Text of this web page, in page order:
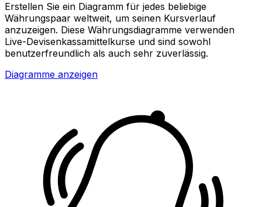
Erstellen Sie ein Diagramm für jedes beliebige
Währungspaar weltweit, um seinen Kursverlauf
anzuzeigen. Diese Währungsdiagramme verwenden
Live-Devisenkassamittelkurse und sind sowohl
benutzerfreundlich als auch sehr zuverlässig.
Diagramme anzeigen